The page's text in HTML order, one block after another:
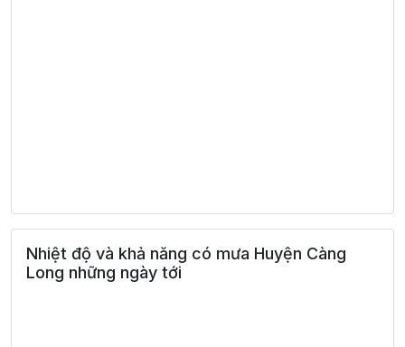
Nhiệt độ và khả năng có mưa Huyện Càng
Long những ngày tới